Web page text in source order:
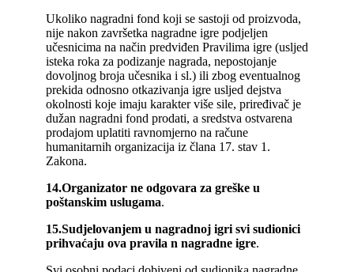
Ukoliko nagradni fond koji se sastoji od proizvoda,
nije nakon završetka nagradne igre podjeljen
učesnicima na način predviđen Pravilima igre (usljed
isteka roka za podizanje nagrada, nepostojanje
dovoljnog broja učesnika i sl.) ili zbog eventualnog
prekida odnosno otkazivanja igre usljed dejstva
okolnosti koje imaju karakter više sile, priređivač je
dužan nagradni fond prodati, a sredstva ostvarena
prodajom uplatiti ravnomjerno na račune
humanitarnih organizacija iz člana 17. stav 1.
Zakona.
14.Organizator ne odgovara za greške u
poštanskim uslugama.
15.Sudjelovanjem u nagradnoj igri svi sudionici
prihvaćaju ova pravila n nagradne igre.